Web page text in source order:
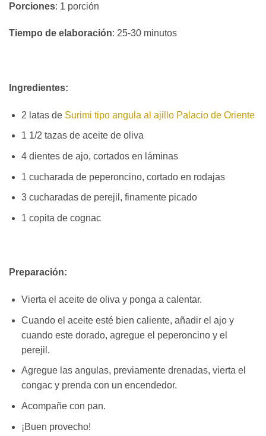
Porciones: 1 porción
Tiempo de elaboración: 25-30 minutos
Ingredientes:
2 latas de Surimi tipo angula al ajillo Palacio de Oriente
1 1/2 tazas de aceite de oliva
4 dientes de ajo, cortados en láminas
1 cucharada de peperoncino, cortado en rodajas
3 cucharadas de perejil, finamente picado
1 copita de cognac
Preparación:
Vierta el aceite de oliva y ponga a calentar.
Cuando el aceite esté bien caliente, añadir el ajo y
cuando este dorado, agregue el peperoncino y el
perejil.
Agregue las angulas, previamente drenadas, vierta el
congac y prenda con un encendedor.
Acompañe con pan.
¡Buen provecho!